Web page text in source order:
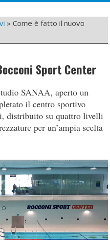
»Come è fatto il nuovo
Sport Center
SANAA, aperto un
il centro sportivo
distribuito su quattro livelli
per un’ampia scelta